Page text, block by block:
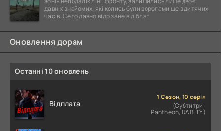
давніх знайомих, які колись були ворогами ще з дитячих
часів. Село давно відрізане від благ
Оновлення дорам
Останні 10 оновлень
Відплата
1 Сезон, 10 серія
(Субтитри |
Pantheon, UABLTY)